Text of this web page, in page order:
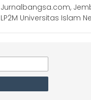
Jurnalbangsa.com,
LP2M Universitas Islam